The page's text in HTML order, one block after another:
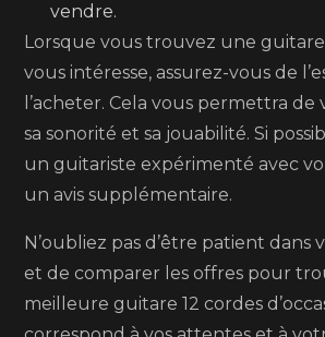
vendre.
Lorsque vous trouvez une guitare
vous intéresse, assurez-vous de
l’acheter. Cela vous permettra de
sa sonorité et sa jouabilité. Si
un guitariste expérimenté avec
un avis supplémentaire.
N’oubliez pas d’être patient dans
et de comparer les offres pour
meilleure guitare 12 cordes